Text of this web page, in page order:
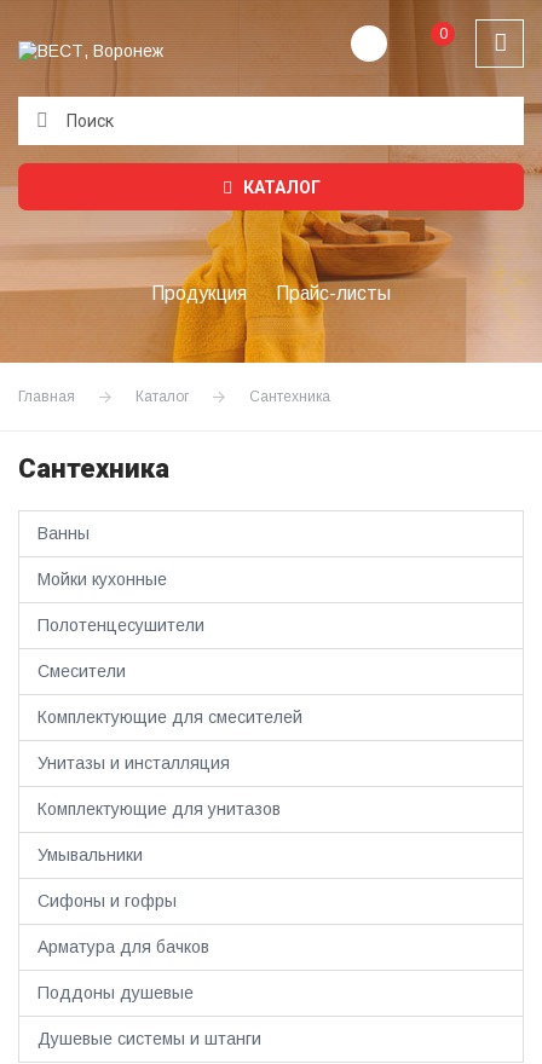
0
КАТАЛОГ
Продукция Прайс-листы
Главная Каталог Сантехника
Сантехника
Ванны
Мойки кухонные
Полотенцесушители
Смесители
Комплектующие для смесителей
Унитазы и инсталляция
Комплектующие для унитазов
Умывальники
Сифоны и гофры
Арматура для бачков
Поддоны душевые
Душевые системы и штанги